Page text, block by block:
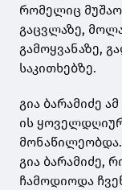
რომელიც
გაცვლაზე,
გამოყვანაზე,
საკითხებზე.
გია ბარამიძე
ის
გია ბარამიძე,
ჩამოდიოდა